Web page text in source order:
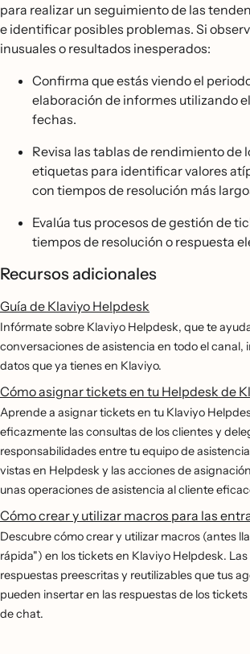
para realizar un seguimiento de las
e identificar posibles problemas. Si
inusuales o resultados inesperados:
Confirma que estás viendo el
elaboración de informes utilizando
fechas.
Revisa las tablas de rendimiento de
etiquetas para identificar valores
con tiempos de resolución más
Evalúa tus procesos de gestión de
tiempos de resolución o respuesta
Recursos adicionales
Guía de Klaviyo Helpdesk
Infórmate sobre Klaviyo Helpdesk, que te
conversaciones de asistencia en todo el canal,
datos que ya tienes en Klaviyo.
Cómo asignar tickets en tu Helpdesk de
Aprende a asignar tickets en tu Klaviyo
eficazmente las consultas de los clientes y
responsabilidades entre tu equipo de
vistas en Helpdesk y las acciones de
unas operaciones de asistencia al cliente
Cómo crear y utilizar macros para las
Descubre cómo crear y utilizar macros (antes
rápida") en los tickets en Klaviyo Helpdesk.
respuestas preescritas y reutilizables que tus
pueden insertar en las respuestas de los tickets
de chat.